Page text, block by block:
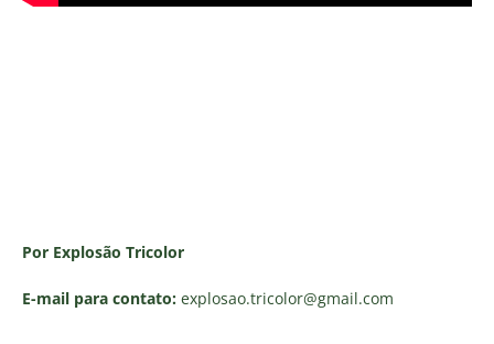
Por Explosão Tricolor
E-mail para contato: explosao.tricolor@gmail.com